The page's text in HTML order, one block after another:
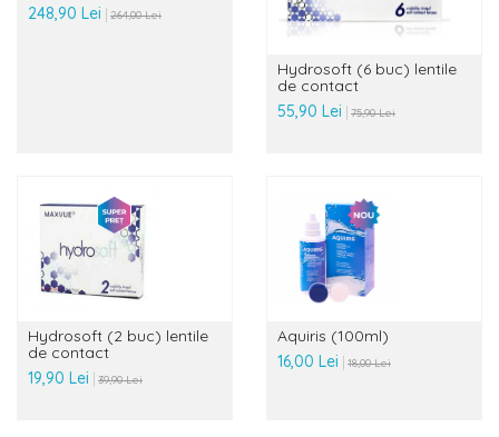
248,90 Lei
264,00 Lei
Hydrosoft (6 buc) lentile
de contact
55,90 Lei
75,90 Lei
Hydrosoft (2 buc) lentile
de contact
19,90 Lei
39,90 Lei
Aquiris (100ml)
16,00 Lei
18,00 Lei